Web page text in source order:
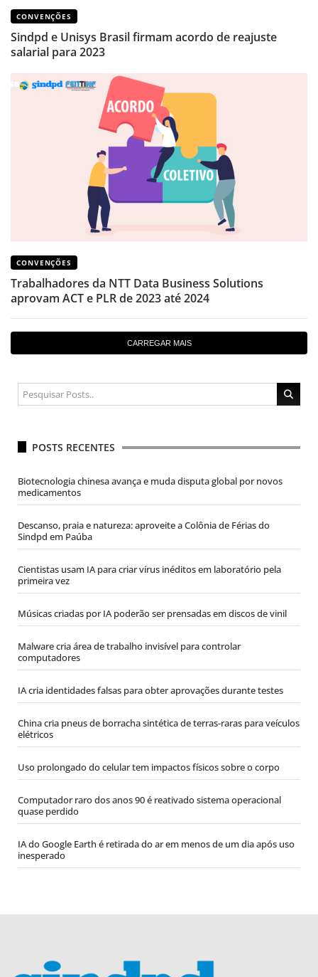
CONVENÇÕES
Sindpd e Unisys Brasil firmam acordo de reajuste
salarial para 2023
CONVENÇÕES
Trabalhadores da NTT Data Business Solutions
aprovam ACT e PLR de 2023 até 2024
CARREGAR MAIS
POSTS RECENTES
Biotecnologia chinesa avança e muda disputa global por novos
medicamentos
Descanso, praia e natureza: aproveite a Colônia de Férias do
Sindpd em Paúba
Cientistas usam IA para criar vírus inéditos em laboratório pela
primeira vez
Músicas criadas por IA poderão ser prensadas em discos de vinil
Malware cria área de trabalho invisível para controlar
computadores
IA cria identidades falsas para obter aprovações durante testes
China cria pneus de borracha sintética de terras-raras para veículos
elétricos
Uso prolongado do celular tem impactos físicos sobre o corpo
Computador raro dos anos 90 é reativado sistema operacional
quase perdido
IA do Google Earth é retirada do ar em menos de um dia após uso
inesperado